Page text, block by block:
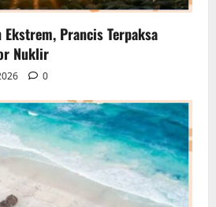
Prancis Terpaksa
Nuklir
0